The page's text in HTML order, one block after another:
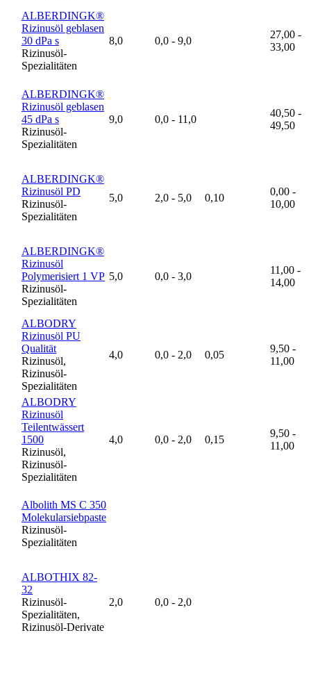
ALBERDINGK®
Rizinusöl geblasen
30 dPa s
Rizinusöl-
Spezialitäten
8,0 0,0 - 9,0
27,00 -
33,00
ALBERDINGK®
Rizinusöl geblasen
45 dPa s
Rizinusöl-
Spezialitäten
9,0 0,0 - 11,0
40,50 -
49,50
ALBERDINGK®
Rizinusöl PD
Rizinusöl-
Spezialitäten
5,0 2,0 - 5,0 0,10
0,00 -
10,00
ALBERDINGK®
Rizinusöl
Polymerisiert 1 VP
Rizinusöl-
Spezialitäten
5,0 0,0 - 3,0
11,00 -
14,00
ALBODRY
Rizinusöl PU
Qualität
Rizinusöl,
Rizinusöl-
Spezialitäten
4,0 0,0 - 2,0 0,05
9,50 -
11,00
ALBODRY
Rizinusöl
Teilentwässert
1500
Rizinusöl,
Rizinusöl-
Spezialitäten
4,0 0,0 - 2,0 0,15
9,50 -
11,00
Albolith MS C 350
Molekularsiebpaste
Rizinusöl-
Spezialitäten
ALBOTHIX 82-
32
Rizinusöl-
Spezialitäten,
Rizinusöl-Derivate
2,0 0,0 - 2,0